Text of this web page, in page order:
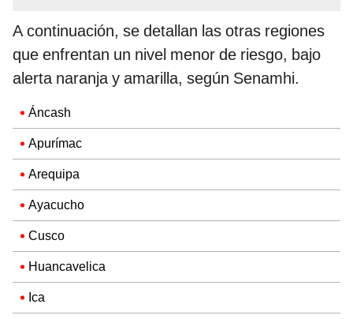
A continuación, se detallan las otras regiones
que enfrentan un nivel menor de riesgo, bajo
alerta naranja y amarilla, según Senamhi.
Áncash
Apurímac
Arequipa
Ayacucho
Cusco
Huancavelica
Ica